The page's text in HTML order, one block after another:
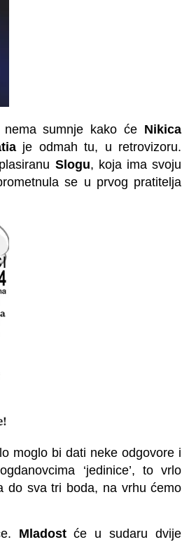
sumnje kako će Nikica
je odmah tu, u retrovizoru.
Slogu, koja ima svoju
se u prvog pratitelja
moglo bi dati neke odgovore i
‘jedinice’, to vrlo
do sva tri boda, na vrhu ćemo
Mladostće u sudaru dvije